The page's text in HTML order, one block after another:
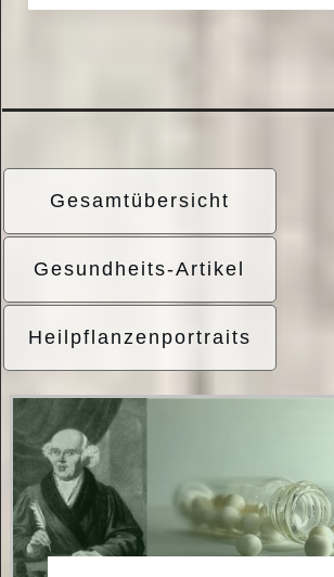
Gesamtübersicht
Gesundheits-Artikel
Heilpflanzenportraits